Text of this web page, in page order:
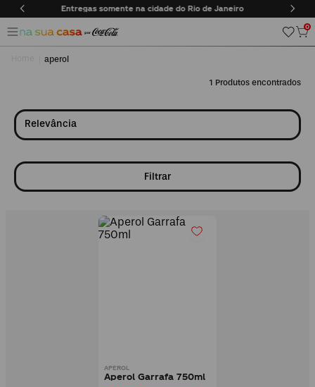
na cidade do Rio de Janeiro Frete Grátis em compras
0
aperol
1
Filtrar
Relevância
APEROL
Aperol Garrafa 750ml